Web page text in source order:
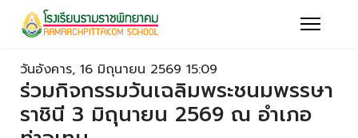
วันอังคาร, 16 มิถุนายน 2569 15:09
ร่วมกิจกรรมวันเฉลิมพระชนมพรรษา
ราชินี 3 มิถุนายน 2569 ณ อำเภอ